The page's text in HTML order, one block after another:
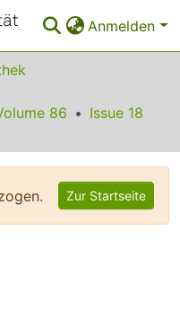
Anmelden
86
Issue 18
Zur Startseite